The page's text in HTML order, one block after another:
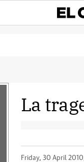
La
Friday, 30 April